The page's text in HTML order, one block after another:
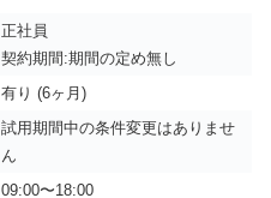
正社員
契約期間:期間の定め無し
有り (6ヶ月)
試用期間中の条件変更はありませ
ん
09:00〜18:00